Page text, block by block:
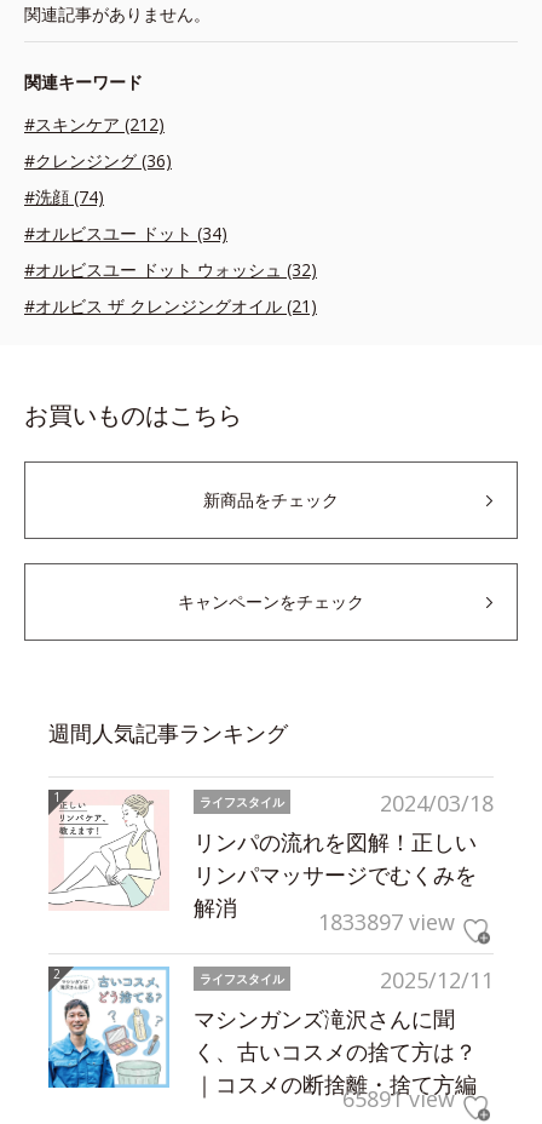
関連記事がありません。
関連キーワード
#スキンケア (212)
#クレンジング (36)
#洗顔 (74)
#オルビスユー ドット (34)
#オルビスユー ドット ウォッシュ (32)
#オルビス ザ クレンジングオイル (21)
お買いものはこちら
新商品をチェック
キャンペーンをチェック
週間人気記事ランキング
2024/03/18
ライフスタイル
リンパの流れを図解！正しい
リンパマッサージでむくみを
解消
1833897 view
2025/12/11
ライフスタイル
マシンガンズ滝沢さんに聞
く、古いコスメの捨て方は？
｜コスメの断捨離・捨て方編
65891 view